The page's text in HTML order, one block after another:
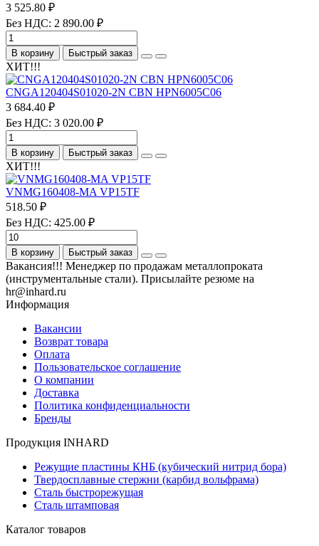
3 525.80 ₽
Без НДС: 2 890.00 ₽
В корзину Быстрый заказ
ХИТ!!!
CNGA120404S01020-2N CBN HPN6005C06
3 684.40 ₽
Без НДС: 3 020.00 ₽
В корзину Быстрый заказ
ХИТ!!!
VNMG160408-MA VP15TF
518.50 ₽
Без НДС: 425.00 ₽
В корзину Быстрый заказ
Вакансия!!! Менеджер по продажам металлопроката
(инструментальные стали). Присылайте резюме на
hr@inhard.ru
Информация
Вакансии
Возврат товара
Оплата
Пользовательское соглашение
О компании
Доставка
Политика конфиденциальности
Бренды
Продукция INHARD
Режущие пластины КНБ (кубический нитрид бора)
Твердосплавные стержни (карбид вольфрама)
Сталь быстрорежущая
Сталь штамповая
Каталог товаров